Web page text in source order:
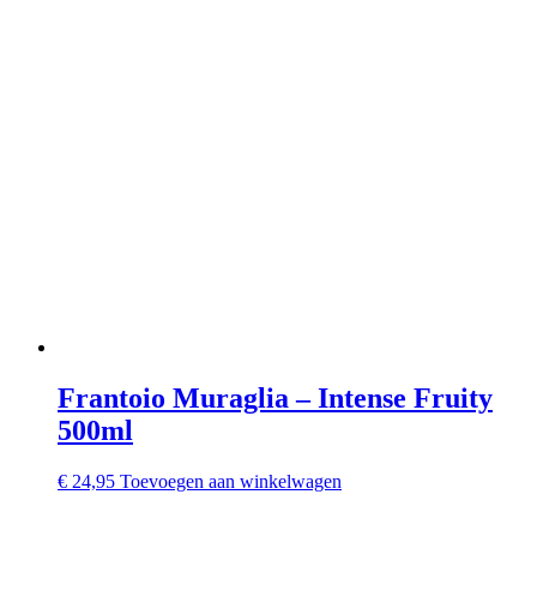
Frantoio Muraglia – Intense Fruity
500ml
€ 24,95 Toevoegen aan winkelwagen